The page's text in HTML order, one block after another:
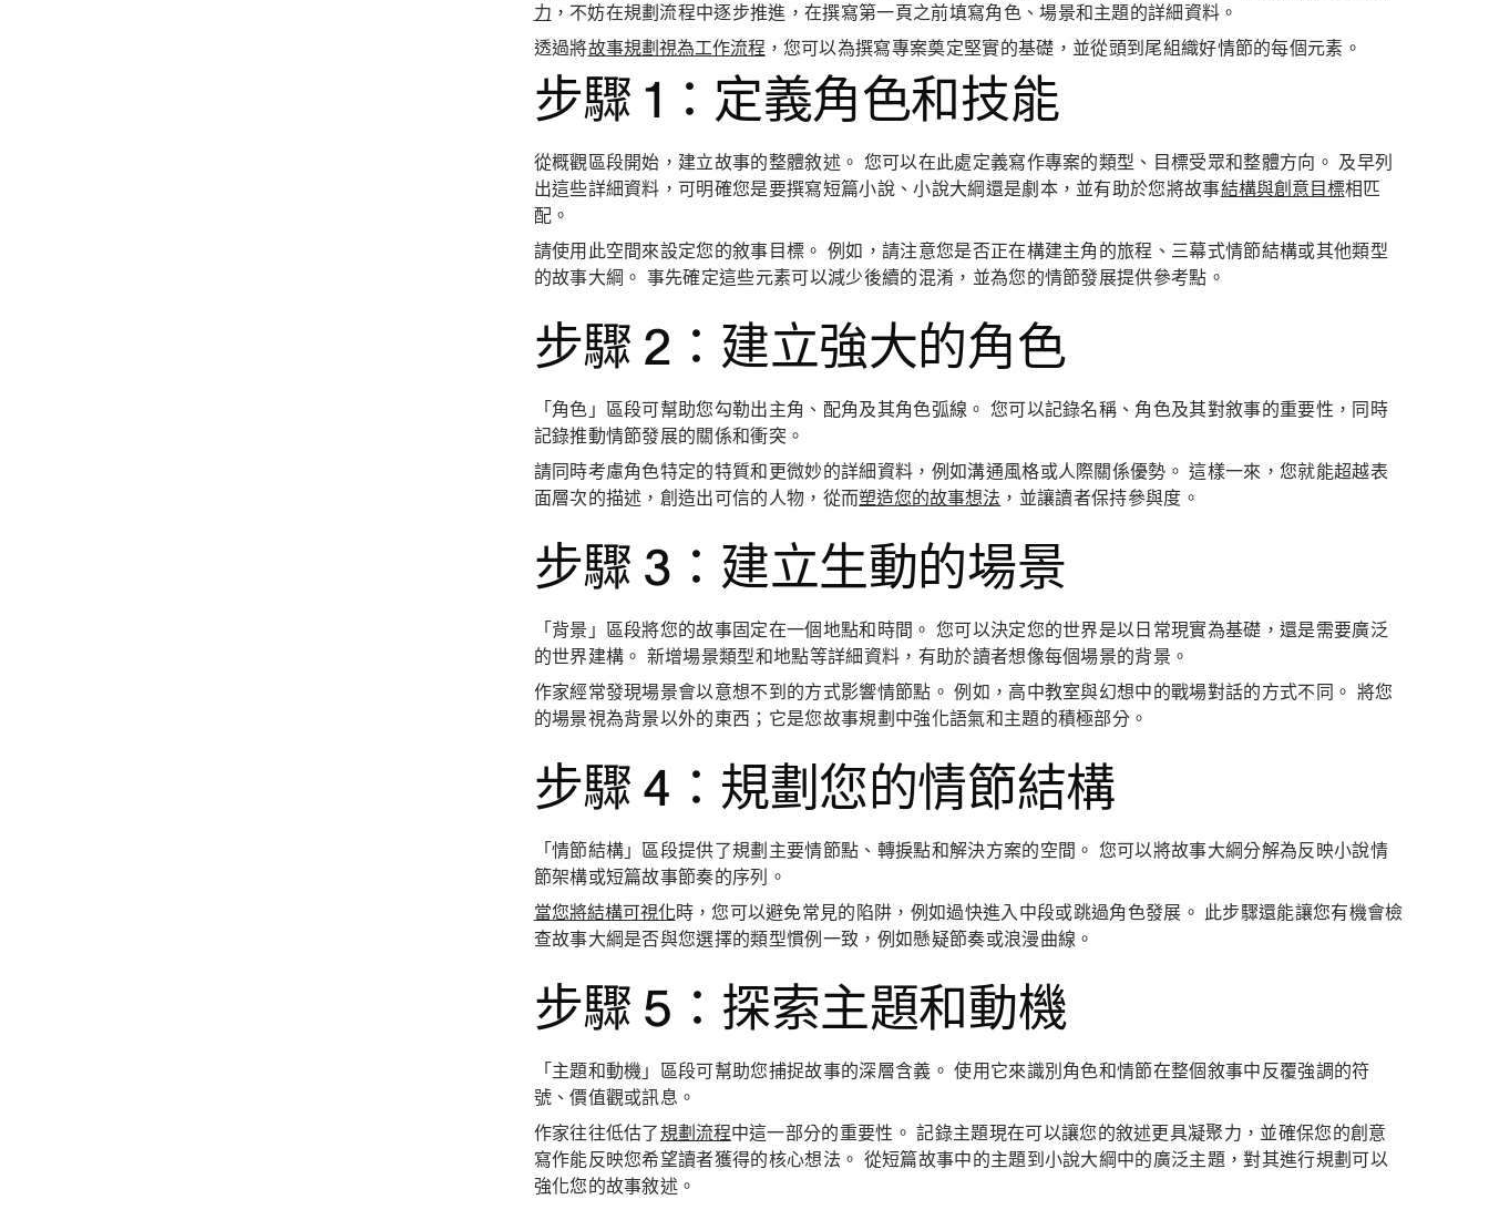
力 ，不妨在規劃流程中逐步推進，在撰寫第一頁之前填寫角色、場景和主題的詳細資料。
透過將故事規劃視為工作流程 ，您可以為撰寫專案奠定堅實的基礎，並從頭到尾組織好情節的每個元素。
步驟 1：定義角色和技能
從概觀區段開始，建立故事的整體敘述。 您可以在此處定義寫作專案的類型、目標受眾和整體方向。 及早列
出這些詳細資料，可明確您是要撰寫短篇小說、小說大綱還是劇本，並有助於您將故事結構與創意目標相匹
配。
請使用此空間來設定您的敘事目標。 例如，請注意您是否正在構建主角的旅程、三幕式情節結構或其他類型
的故事大綱。 事先確定這些元素可以減少後續的混淆，並為您的情節發展提供參考點。
步驟 2：建立強大的角色
「角色」區段可幫助您勾勒出主角、配角及其角色弧線。 您可以記錄名稱、角色及其對敘事的重要性，同時
記錄推動情節發展的關係和衝突。
請同時考慮角色特定的特質和更微妙的詳細資料，例如溝通風格或人際關係優勢。 這樣一來，您就能超越表
面層次的描述，創造出可信的人物，從而塑造您的故事想法 ，並讓讀者保持參與度。
步驟 3：建立生動的場景
「背景」區段將您的故事固定在一個地點和時間。 您可以決定您的世界是以日常現實為基礎，還是需要廣泛
的世界建構。 新增場景類型和地點等詳細資料，有助於讀者想像每個場景的背景。
作家經常發現場景會以意想不到的方式影響情節點。 例如，高中教室與幻想中的戰場對話的方式不同。 將您
的場景視為背景以外的東西；它是您故事規劃中強化語氣和主題的積極部分。
步驟 4：規劃您的情節結構
「情節結構」區段提供了規劃主要情節點、轉捩點和解決方案的空間。 您可以將故事大綱分解為反映小說情
節架構或短篇故事節奏的序列。
當您將結構可視化時，您可以避免常見的陷阱，例如過快進入中段或跳過角色發展。 此步驟還能讓您有機會檢
查故事大綱是否與您選擇的類型慣例一致，例如懸疑節奏或浪漫曲線。
步驟 5：探索主題和動機
「主題和動機」區段可幫助您捕捉故事的深層含義。 使用它來識別角色和情節在整個敘事中反覆強調的符
號、價值觀或訊息。
作家往往低估了規劃流程中這一部分的重要性。 記錄主題現在可以讓您的敘述更具凝聚力，並確保您的創意
寫作能反映您希望讀者獲得的核心想法。 從短篇故事中的主題到小說大綱中的廣泛主題，對其進行規劃可以
強化您的故事敘述。